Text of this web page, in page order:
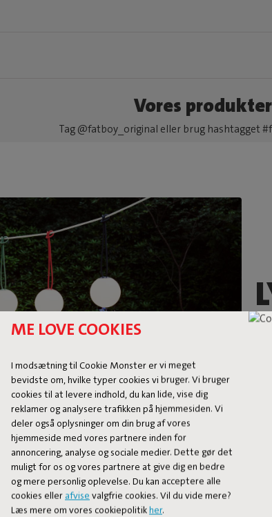
ME LOVE COOKIES
I modsætning til Cookie Monster er vi meget
bevidste om, hvilke typer cookies vi bruger. Vi bruger
cookies til at levere indhold, du kan lide, vise dig
reklamer og analysere trafikken på hjemmesiden. Vi
deler også oplysninger om din brug af vores
hjemmeside med vores partnere inden for
annoncering, analyse og sociale medier. Dette gør det
muligt for os og vores partnere at give dig en bedre
og mere personlig oplevelse. Du kan acceptere alle
cookies eller afvise valgfrie cookies. Vil du vide mere?
Læs mere om vores cookiepolitikher.
Vores
Tag @fatboy_original eller brug hashtagget
til